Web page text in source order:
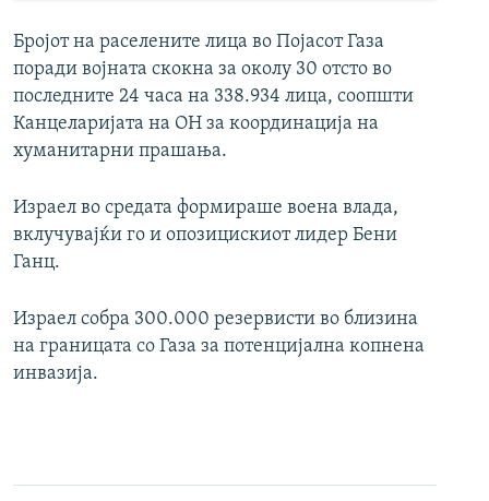
Бројот на раселените лица во Појасот Газа
поради војната скокна за околу 30 отсто во
последните 24 часа на 338.934 лица, соопшти
Канцеларијата на ОН за координација на
хуманитарни прашања.
Израел во средата формираше воена влада,
вклучувајќи го и опозицискиот лидер Бени
Ганц.
Израел собра 300.000 резервисти во близина
на границата со Газа за потенцијална копнена
инвазија.